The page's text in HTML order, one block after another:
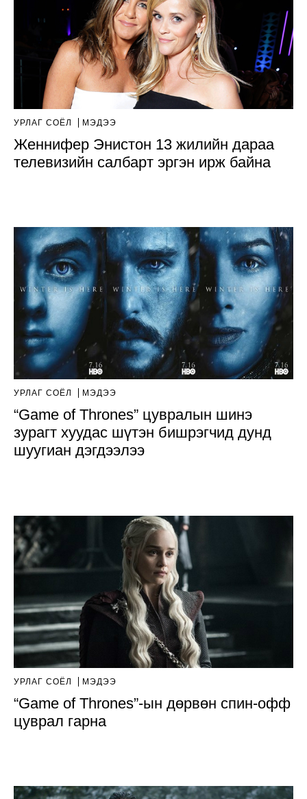
УРЛАГ СОЁЛ МЭДЭЭ
Женнифер Энистон 13 жилийн дараа
телевизийн салбарт эргэн ирж байна
УРЛАГ СОЁЛ МЭДЭЭ
“Game of Thrones” цувралын шинэ
зурагт хуудас шүтэн бишрэгчид дунд
шуугиан дэгдээлээ
УРЛАГ СОЁЛ МЭДЭЭ
“Game of Thrones”-ын дөрвөн спин-офф
цуврал гарна